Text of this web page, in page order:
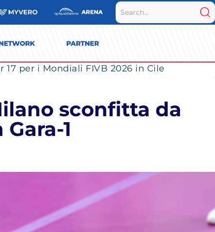
per i Mondiali FIVB 2026 in Cile
sconfitta da
1